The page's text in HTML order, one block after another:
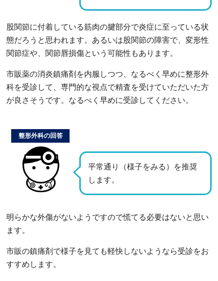
股関節に付着している筋肉の腱部分で炎症に至っている状
態だろうと思われます。あるいは股関節の障害で、変形性
関節症や、関節唇損傷という可能性もあります。
市販薬の消炎鎮痛剤を内服しつつ、なるべく早めに整形外
科を受診して、専門的な視点で精査を受けていただいた方
が良さそうです。なるべく早めに受診してください。
平常通り（様子をみる）を推奨
します。
整形外科の回答
明らかな外傷がないようですので慌てる必要はないと思い
ます。
市販の鎮痛剤で様子を見ても軽快しないようなら受診をお
すすめします。